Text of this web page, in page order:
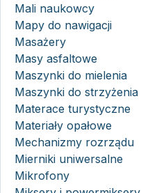
Mali naukowcy
Mapy do nawigacji
Masażery
Masy asfaltowe
Maszynki do mielenia
Maszynki do strzyżenia
Materace turystyczne
Materiały opałowe
Mechanizmy rozrządu
Mierniki uniwersalne
Mikrofony